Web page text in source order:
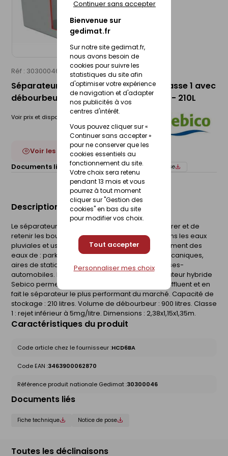
Bienvenue sur
gedimat.fr
Sur notre site gedimat.fr,
nous avons besoin de
cookies pour suivre les
statistiques du site afin
d'optimiser votre expérience
de navigation et d'adapter
nos publicités à vos
centres d'intérêt.
Vous pouvez cliquer sur «
Continuer sans accepter »
pour ne conserver que les
cookies essentiels au
fonctionnement du site.
Votre choix sera retenu
pendant 13 mois et vous
pourrez à tout moment
cliquer sur "Gestion des
cookies" en bas du site
pour modifier vos choix.
Tout accepter
Continuer sans accepter
Personnaliser mes choix
Réf : 30300046 SEBICO
Séparateur d'hydrocarbures béton classe 1 avec
débourbeur et alarme incorporés TN6 - 210L
Voir prix et disponibilité en magasin
Voir les 2 déclinaisons
Documents liés :
Fiche technique Notice de pose
Description du produit
Le séparateur d'hydrocarbures permet de séparer et de
retenir les boues et hydrocarbures contenus dans les eaux
pluviales et usées. Il est obligatoire pour le traitement des
eaux de : parkings, stations services, ateliers mécaniques,
aires de stationnement, stations de lavage, casses-
automobiles. La conception brevetée du séparateur hybride
Sebico permet un traitement exceptionnel de l'effluent et en
fait le séparateur le plus performant du marché. Capacité de
stockage : 210 litres. Volume de débourbeur : 900 litres. Classe
1 : rejet inférieur à 5mg/litre. Dimensions : 2,38x1,15x1,35m.
Caractéristiques du produit
Code article chez le fournisseur :HCD6BA
Code EAN :3463900062870
Référence produit nationale Gedimat :30300046
Documents liés
Fiche technique Notice de pose
Toutes les déclinaisons